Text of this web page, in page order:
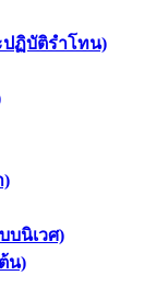
ฏิบัติรำโทน)
)
บนิเวศ)
น)